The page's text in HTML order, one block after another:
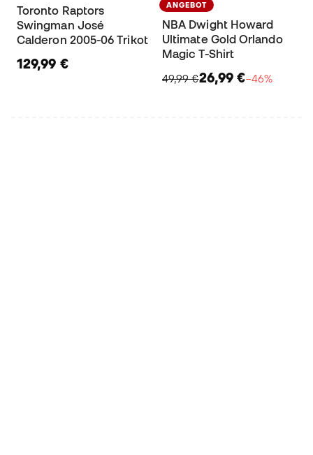
Toronto Raptors
Swingman José
Calderon 2005-06 Trikot
129,99 €
ANGEBOT
NBA Dwight Howard
Ultimate Gold Orlando
Magic T-Shirt
49,99 €26,99 €−46%